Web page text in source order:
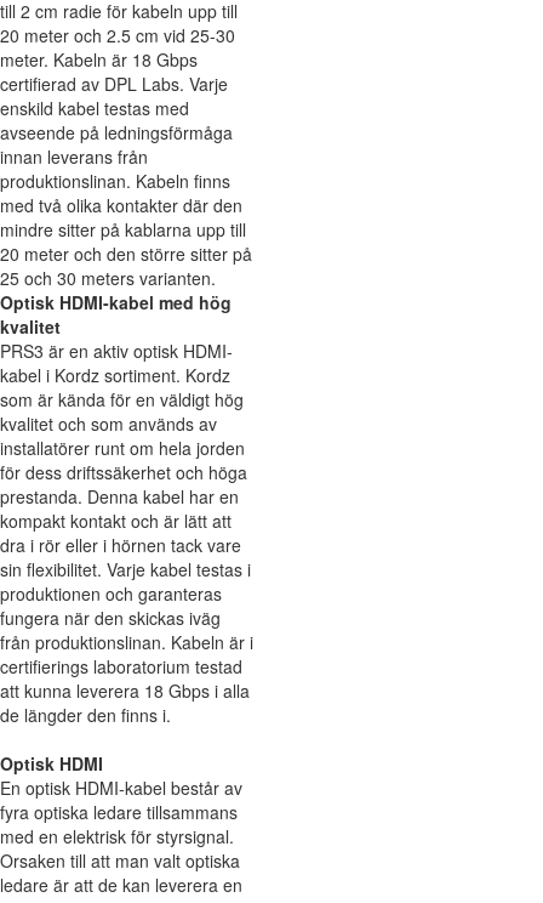
till 2 cm radie för kabeln upp till
20 meter och 2.5 cm vid 25-30
meter. Kabeln är 18 Gbps
certifierad av DPL Labs. Varje
enskild kabel testas med
avseende på ledningsförmåga
innan leverans från
produktionslinan. Kabeln finns
med två olika kontakter där den
mindre sitter på kablarna upp till
20 meter och den större sitter på
25 och 30 meters varianten.
Optisk HDMI-kabel med hög
kvalitet
PRS3 är en aktiv optisk HDMI-
kabel i Kordz sortiment. Kordz
som är kända för en väldigt hög
kvalitet och som används av
installatörer runt om hela jorden
för dess driftssäkerhet och höga
prestanda. Denna kabel har en
kompakt kontakt och är lätt att
dra i rör eller i hörnen tack vare
sin flexibilitet. Varje kabel testas i
produktionen och garanteras
fungera när den skickas iväg
från produktionslinan. Kabeln är i
certifierings laboratorium testad
att kunna leverera 18 Gbps i alla
de längder den finns i.
Optisk HDMI
En optisk HDMI-kabel består av
fyra optiska ledare tillsammans
med en elektrisk för styrsignal.
Orsaken till att man valt optiska
ledare är att de kan leverera en